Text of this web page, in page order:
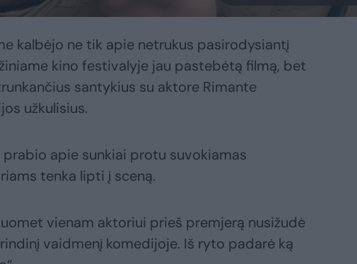
kalbėjo ne tik apie netrukus pasirodysiantį
kino festivalyje jau pastebėtą filmą, bet
santykius su aktore Rimante
užkulisius.
apie sunkiai protu suvokiamas
tenka lipti į sceną.
vienam aktoriui prieš premjerą nusižudė
vaidmenį komedijoje. Iš ryto padarė ką